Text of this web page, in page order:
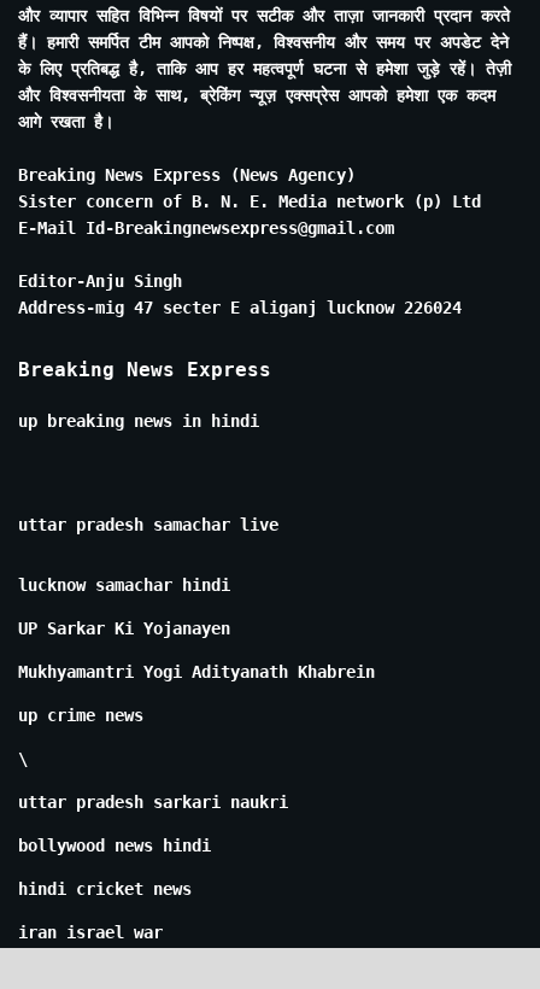
और व्यापार सहित विभिन्न विषयों पर सटीक और ताज़ा जानकारी प्रदान करते
हैं। हमारी समर्पित टीम आपको निष्पक्ष, विश्वसनीय और समय पर अपडेट देने
के लिए प्रतिबद्ध है, ताकि आप हर महत्वपूर्ण घटना से हमेशा जुड़े रहें। तेज़ी
और विश्वसनीयता के साथ, ब्रेकिंग न्यूज़ एक्सप्रेस आपको हमेशा एक कदम
आगे रखता है।
Breaking News Express (News Agency)
Sister concern of B. N. E. Media network (p) Ltd
E-Mail Id-Breakingnewsexpress@gmail.com
Editor-Anju Singh
Address-mig 47 secter E aliganj lucknow 226024
Breaking News Express
up breaking news in hindi
uttar pradesh samachar live
lucknow samachar hindi
UP Sarkar Ki Yojanayen
Mukhyamantri Yogi Adityanath Khabrein
up crime news
\
uttar pradesh sarkari naukri
bollywood news hindi
hindi cricket news
iran israel war